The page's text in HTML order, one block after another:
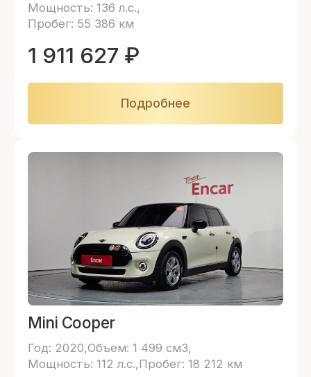
Мощность: 136 л.с.
Пробег: 55 386 км
1 911 627 ₽
Подробнее
Mini Cooper
Год: 2020 Объем: 1 499 см3
Мощность: 112 л.с. Пробег: 18 212 км